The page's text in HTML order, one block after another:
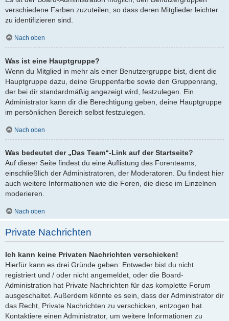
verschiedene Farben zuzuteilen, so dass deren Mitglieder leichter
zu identifizieren sind.
Nach oben
Was ist eine Hauptgruppe?
Wenn du Mitglied in mehr als einer Benutzergruppe bist, dient die
Hauptgruppe dazu, deine Gruppenfarbe sowie den Gruppenrang,
der bei dir standardmäßig angezeigt wird, festzulegen. Ein
Administrator kann dir die Berechtigung geben, deine Hauptgruppe
im persönlichen Bereich selbst festzulegen.
Nach oben
Was bedeutet der „Das Team“-Link auf der Startseite?
Auf dieser Seite findest du eine Auflistung des Forenteams,
einschließlich der Administratoren, der Moderatoren. Du findest hier
auch weitere Informationen wie die Foren, die diese im Einzelnen
moderieren.
Nach oben
Private Nachrichten
Ich kann keine Privaten Nachrichten verschicken!
Hierfür kann es drei Gründe geben: Entweder bist du nicht
registriert und / oder nicht angemeldet, oder die Board-
Administration hat Private Nachrichten für das komplette Forum
ausgeschaltet. Außerdem könnte es sein, dass der Administrator dir
das Recht, Private Nachrichten zu verschicken, entzogen hat.
Kontaktiere einen Administrator, um weitere Informationen zu